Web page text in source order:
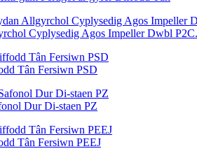
Cyplysedig Agos Impeller Dwbl
Tân Fersiwn PSD
Dur Di-staen PZ
Tân Fersiwn PEEJ